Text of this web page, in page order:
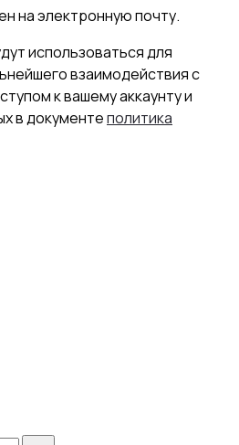
на электронную почту.
использоваться для
взаимодействия с
к вашему аккаунту и
в документеполитика